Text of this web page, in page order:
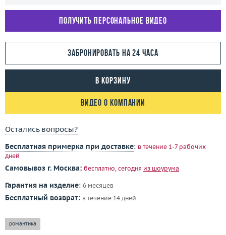
Получить персональное видео
Забронировать на 24 часа
В корзину
Видео о компании
Остались вопросы?
Бесплатная примерка при доставке: в течение 1-7 рабочих
дней
Самовывоз г. Москва: бесплатно, сегодня из шоурума
Гарантия на изделие: 6 месяцев
Бесплатный возврат: в течение 14 дней
романтика